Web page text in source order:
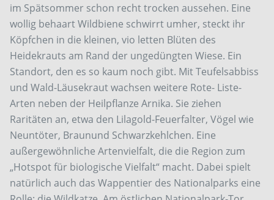
im Spätsommer schon recht trocken aussehen. Eine
wollig behaart Wildbiene schwirrt umher, steckt ihr
Köpfchen in die kleinen, vio letten Blüten des
Heidekrauts am Rand der ungedüngten Wiese. Ein
Standort, den es so kaum noch gibt. Mit Teufelsabbiss
und Wald-Läusekraut wachsen weitere Rote- Liste-
Arten neben der Heilpflanze Arnika. Sie ziehen
Raritäten an, etwa den Lilagold-Feuerfalter, Vögel wie
Neuntöter, Braunund Schwarzkehlchen. Eine
außergewöhnliche Artenvielfalt, die die Region zum
„Hotspot für biologische Vielfalt“ macht. Dabei spielt
natürlich auch das Wappentier des Nationalparks eine